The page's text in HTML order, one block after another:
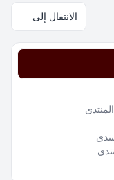
الانتقال إلى